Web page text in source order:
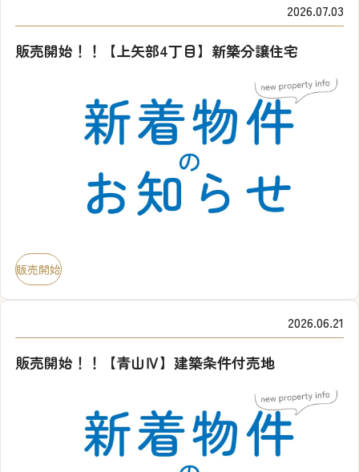
2026.07.03
販売開始！！【上矢部4丁目】新築分譲住宅
販売開始
2026.06.21
販売開始！！【青山Ⅳ】建築条件付売地